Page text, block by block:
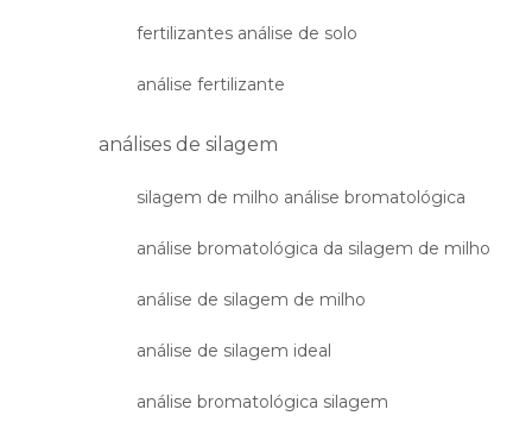
fertilizantes análise de solo
análise fertilizante
análises de silagem
silagem de milho análise bromatológica
análise bromatológica da silagem de milho
análise de silagem de milho
análise de silagem ideal
análise bromatológica silagem